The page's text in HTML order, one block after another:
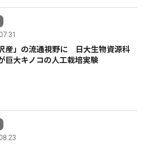
沢産」の流通視野に 日大生物資源科
巨大キノコの人工栽培実験